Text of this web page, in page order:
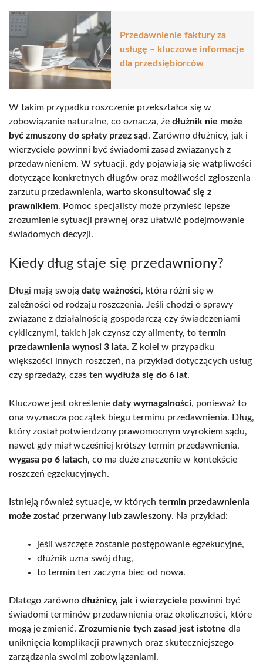
Przedawnienie faktury za
usługę – kluczowe informacje
dla przedsiębiorców
W takim przypadku roszczenie przekształca się w
zobowiązanie naturalne, co oznacza, że dłużnik nie może
być zmuszony do spłaty przez sąd. Zarówno dłużnicy, jak i
wierzyciele powinni być świadomi zasad związanych z
przedawnieniem. W sytuacji, gdy pojawiają się wątpliwości
dotyczące konkretnych długów oraz możliwości zgłoszenia
zarzutu przedawnienia, warto skonsultować się z
prawnikiem. Pomoc specjalisty może przynieść lepsze
zrozumienie sytuacji prawnej oraz ułatwić podejmowanie
świadomych decyzji.
Kiedy dług staje się przedawniony?
Długi mają swoją datę ważności, która różni się w
zależności od rodzaju roszczenia. Jeśli chodzi o sprawy
związane z działalnością gospodarczą czy świadczeniami
cyklicznymi, takich jak czynsz czy alimenty, to termin
przedawnienia wynosi 3 lata. Z kolei w przypadku
większości innych roszczeń, na przykład dotyczących usług
czy sprzedaży, czas ten wydłuża się do 6 lat.
Kluczowe jest określenie daty wymagalności, ponieważ to
ona wyznacza początek biegu terminu przedawnienia. Dług,
który został potwierdzony prawomocnym wyrokiem sądu,
nawet gdy miał wcześniej krótszy termin przedawnienia,
wygasa po 6 latach, co ma duże znaczenie w kontekście
roszczeń egzekucyjnych.
Istnieją również sytuacje, w których termin przedawnienia
może zostać przerwany lub zawieszony. Na przykład:
jeśli wszczęte zostanie postępowanie egzekucyjne,
dłużnik uzna swój dług,
to termin ten zaczyna biec od nowa.
Dlatego zarówno dłużnicy, jak i wierzyciele powinni być
świadomi terminów przedawnienia oraz okoliczności, które
mogą je zmienić. Zrozumienie tych zasad jest istotne dla
uniknięcia komplikacji prawnych oraz skuteczniejszego
zarządzania swoimi zobowiązaniami.